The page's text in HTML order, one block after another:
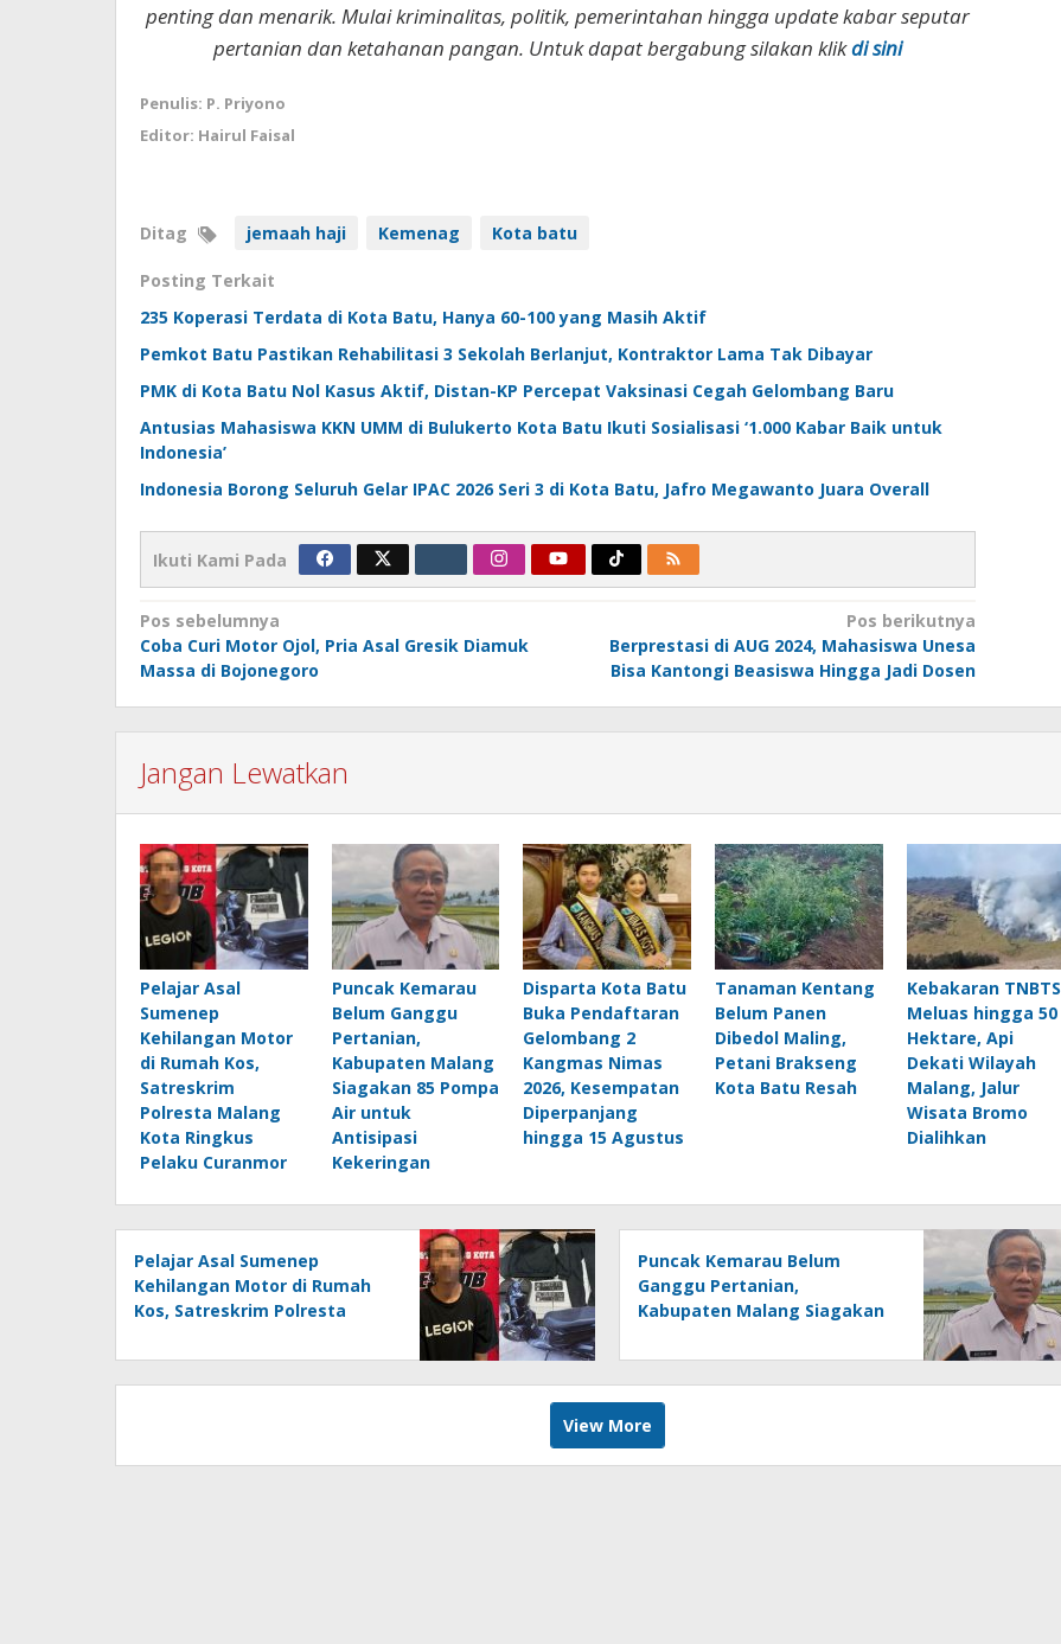
penting dan menarik. Mulai kriminalitas, politik, pemerintahan hingga update kabar seputar
pertanian dan ketahanan pangan. Untuk dapat bergabung silakan klikdi sini
Penulis: P. Priyono
Editor: Hairul Faisal
Ditag jemaah haji Kemenag Kota batu
Posting Terkait
235 Koperasi Terdata di Kota Batu, Hanya 60-100 yang Masih Aktif
Pemkot Batu Pastikan Rehabilitasi 3 Sekolah Berlanjut, Kontraktor Lama Tak Dibayar
PMK di Kota Batu Nol Kasus Aktif, Distan-KP Percepat Vaksinasi Cegah Gelombang Baru
Antusias Mahasiswa KKN UMM di Bulukerto Kota Batu Ikuti Sosialisasi ‘1.000 Kabar Baik untuk
Indonesia’
Indonesia Borong Seluruh Gelar IPAC 2026 Seri 3 di Kota Batu, Jafro Megawanto Juara Overall
Ikuti Kami Pada
Navigasi
pos
Pos sebelumnya
Coba Curi Motor Ojol, Pria Asal Gresik Diamuk
Massa di Bojonegoro
Pos berikutnya
Berprestasi di AUG 2024, Mahasiswa Unesa
Bisa Kantongi Beasiswa Hingga Jadi Dosen
Jangan Lewatkan
Pelajar Asal
Sumenep
Kehilangan Motor
di Rumah Kos,
Satreskrim
Polresta Malang
Kota Ringkus
Pelaku Curanmor
Puncak Kemarau
Belum Ganggu
Pertanian,
Kabupaten Malang
Siagakan 85 Pompa
Air untuk
Antisipasi
Kekeringan
Disparta Kota Batu
Buka Pendaftaran
Gelombang 2
Kangmas Nimas
2026, Kesempatan
Diperpanjang
hingga 15 Agustus
Tanaman Kentang
Belum Panen
Dibedol Maling,
Petani Brakseng
Kota Batu Resah
Kebakaran TNBTS
Meluas hingga 50
Hektare, Api
Dekati Wilayah
Malang, Jalur
Wisata Bromo
Dialihkan
Pelajar Asal Sumenep
Kehilangan Motor di Rumah
Kos, Satreskrim Polresta
Curanmor
Puncak Kemarau Belum
Ganggu Pertanian,
Kabupaten Malang Siagakan
Antisipasi Kekeringan
View More